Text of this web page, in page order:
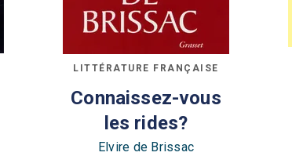
LITTÉRATURE FRANÇAISE
Connaissez-vous
les rides?
Elvire de Brissac